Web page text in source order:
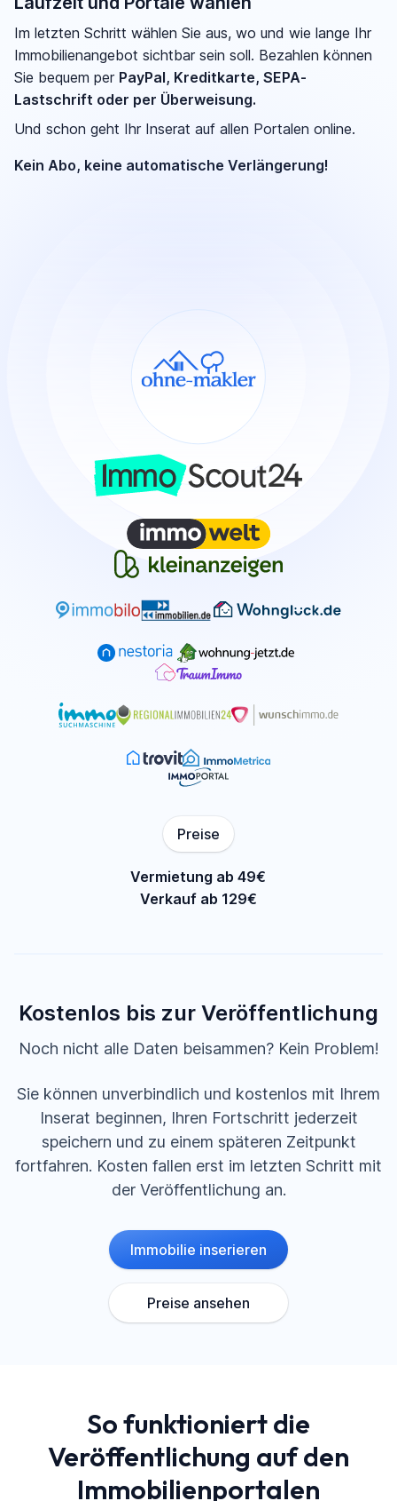
Im letzten Schritt wählen Sie aus, wo und wie lange Ihr
Immobilienangebot sichtbar sein soll. Bezahlen können
Sie bequem per PayPal, Kreditkarte, SEPA-
Lastschrift oder per Überweisung.
Und schon geht Ihr Inserat auf allen Portalen online.
Kein Abo, keine automatische Verlängerung!
Preise
Vermietung ab 49€
Verkauf ab 129€
Kostenlos bis zur Veröffentlichung
Noch nicht alle Daten beisammen? Kein Problem!
Sie können unverbindlich und kostenlos mit Ihrem
Inserat beginnen, Ihren Fortschritt jederzeit
speichern und zu einem späteren Zeitpunkt
fortfahren. Kosten fallen erst im letzten Schritt mit
der Veröffentlichung an.
Immobilie inserieren
Preise ansehen
So funktioniert die
Veröffentlichung auf den
Immobilienportalen